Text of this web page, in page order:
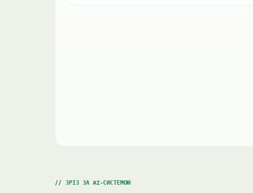
ЗРІЗ ЗА AI-СИСТЕМОЮ